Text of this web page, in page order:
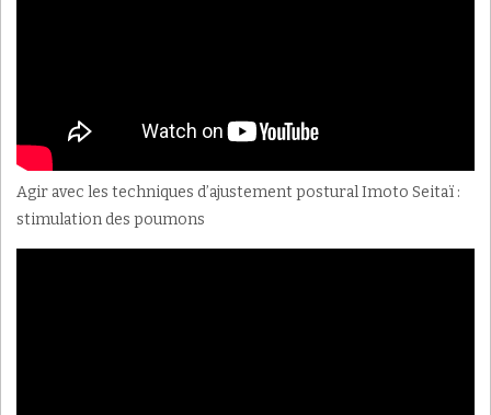
Agir avec les techniques d’ajustement postural Imoto Seitaï :
stimulation des poumons